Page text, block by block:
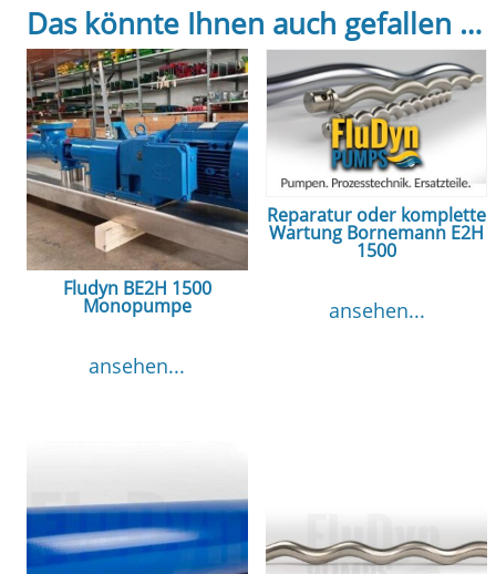
Das könnte Ihnen auch gefallen …
Fludyn BE2H 1500
Monopumpe
ansehen...
Reparatur oder komplette
Wartung Bornemann E2H
1500
ansehen...